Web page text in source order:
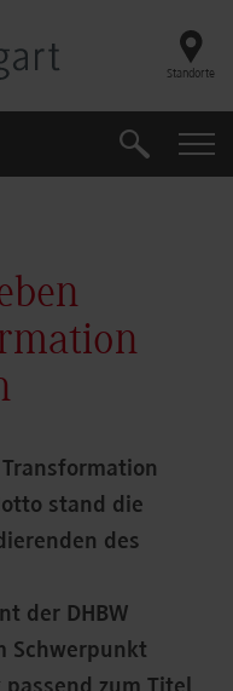
Standorte
Suche
stand die
des
der DHBW
Schwerpunkt